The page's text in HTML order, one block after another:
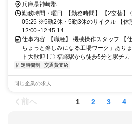
兵庫県神崎郡
勤務時間・曜日: 【勤務時間】 【2交替
05:25 ※5勤2休・5勤3休のサイクル 【
12:00~12:45 14...
仕事内容: 【職種】 機械操作スタッフ
ちょっと楽しみになる工場ワーク」あり
ト大歓迎 ! 〇 福崎駅から徒歩5分と駅チカ
固定時間制 交通費支給
同じ企業の求人
前へ 1 2 3 4